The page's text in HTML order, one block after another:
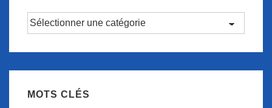
Catégories
MOTS CLÉS